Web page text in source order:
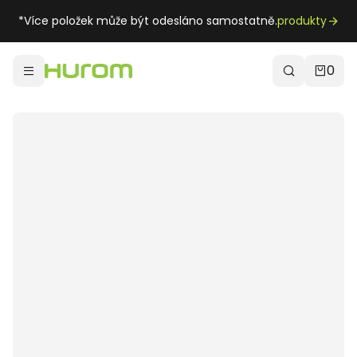
*Více položek může být odesláno samostatně.produkty
0